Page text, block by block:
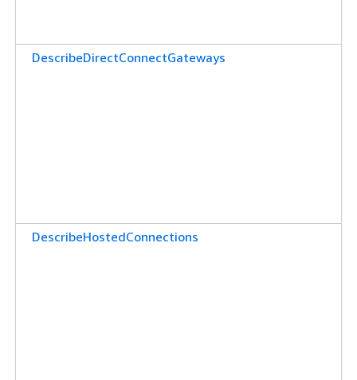
DescribeDirectConnectGateways
DescribeHostedConnections